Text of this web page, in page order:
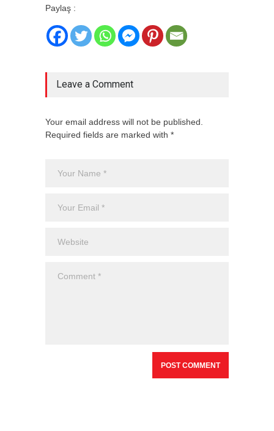
Paylaş :
Leave a Comment
Your email address will not be published.
Required fields are marked with *